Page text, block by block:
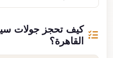
كيف تحجز جولات
القاهرة؟